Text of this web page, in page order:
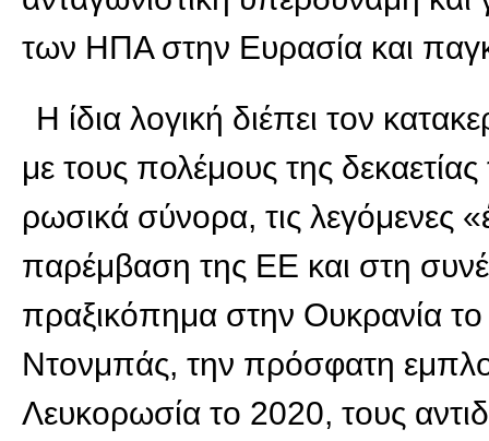
των ΗΠΑ στην Ευρασία και
Η ίδια λογική διέπει τον
με τους πολέμους της
ρωσικά σύνορα, τις λεγόμενες
παρέμβαση της ΕΕ και στη
πραξικόπημα στην Ουκρανία
Ντονμπάς, την πρόσφατη
Λευκορωσία το 2020, τους